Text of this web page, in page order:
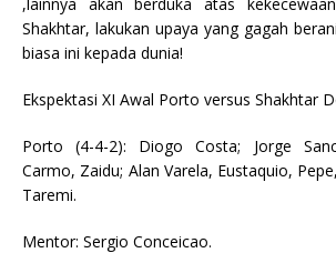
Shakhtar, lakukan upaya yang gagah
biasa ini kepada dunia!
Ekspektasi XI Awal Porto versus Shakhtar
Porto (4-4-2): Diogo Costa; Jorge
Carmo, Zaidu; Alan Varela, Eustaquio,
Taremi.
Mentor: Sergio Conceicao.